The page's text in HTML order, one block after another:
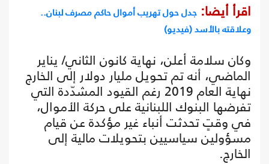
اقرأ أيضا: جدل حول تهريب أموال حاكم مصرف لبنان..
وعلاقته بالأسد (فيديو)
وكان سلامة أعلن، نهاية كانون الثاني/ يناير
الماضي، أنه تم تحويل مليار دولار إلى الخارج
نهاية العام 2019 رغم القيود المشدّدة التي
تفرضها البنوك اللبنانية على حركة الأموال،
في وقتٍ تحدثت أنباء غير مؤكدة عن قيام
مسؤولين سياسيين بتحويلات مالية إلى
الخارج.